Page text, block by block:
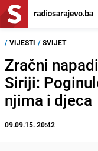
/ VIJESTI / SVIJET
Zračni
Siriji:
njima i djeca
09.09.15. 20:42